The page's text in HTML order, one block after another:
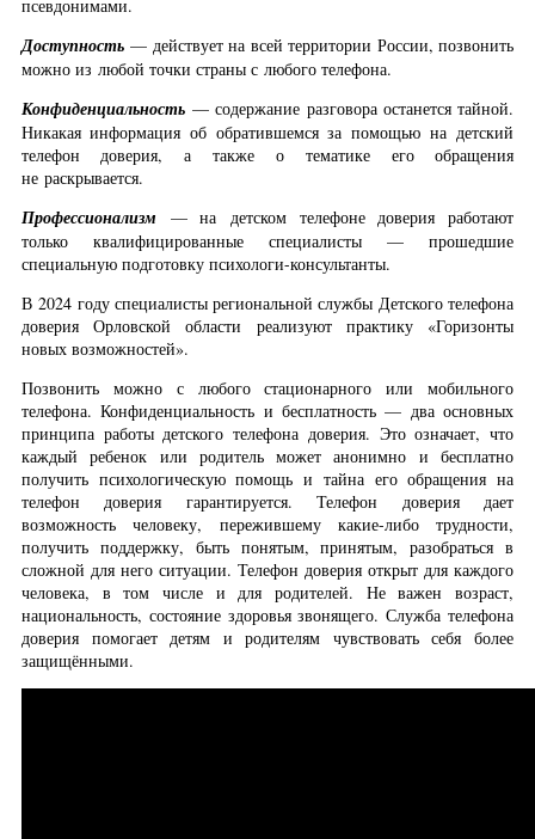
псевдонимами.
Доступность— действует на всей территории России, позвонить
можно из любой точки страны с любого телефона.
Конфиденциальность— содержание разговора останется тайной.
Никакая информация об обратившемся за помощью на детский
телефон доверия, а также о тематике его обращения
не раскрывается.
Профессионализм — на детском телефоне доверия работают
только квалифицированные специалисты — прошедшие
специальную подготовку психологи-консультанты.
В 2024 году специалисты региональной службы Детского телефона
доверия Орловской области реализуют практику «Горизонты
новых возможностей».
Позвонить можно с любого стационарного или мобильного
телефона. Конфиденциальность и бесплатность — два основных
принципа работы детского телефона доверия. Это означает, что
каждый ребенок или родитель может анонимно и бесплатно
получить психологическую помощь и тайна его обращения на
телефон доверия гарантируется. Телефон доверия дает
возможность человеку, пережившему какие-либо трудности,
получить поддержку, быть понятым, принятым, разобраться в
сложной для него ситуации. Телефон доверия открыт для каждого
человека, в том числе и для родителей. Не важен возраст,
национальность, состояние здоровья звонящего. Служба телефона
доверия помогает детям и родителям чувствовать себя более
защищёнными.